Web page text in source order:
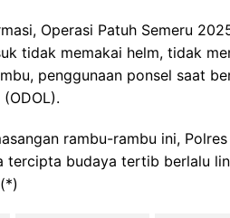
Operasi Patuh Semeru
tidak memakai helm, tidak
penggunaan ponsel saat
rambu-rambu ini,
tercipta budaya tertib berlalu